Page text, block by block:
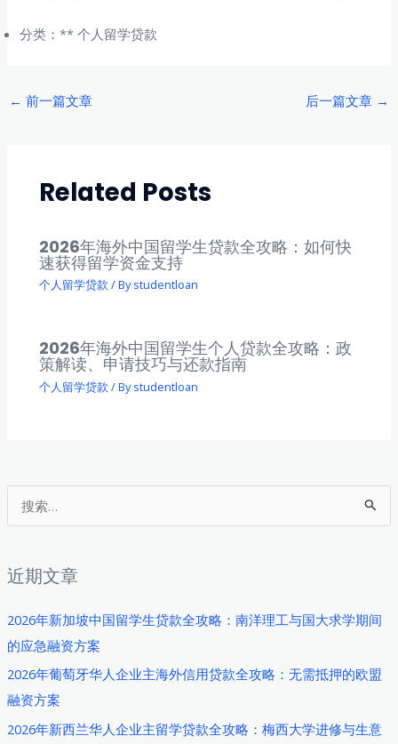
索
近期文章
2026年新加坡中国留学生贷款全攻略：南洋理工与国大求学期间
的应急融资方案
2026年葡萄牙华人企业主海外信用贷款全攻略：无需抵押的欧盟
融资方案
2026年新西兰华人企业主留学贷款全攻略：梅西大学进修与生意
分类：** 个人留学贷款
Post
← 前一篇文章 后一篇文章 →
Related Posts
2026年海外中国留学生贷款全攻略：如何快
速获得留学资金支持
个人留学贷款 / Bystudentloan
2026年海外中国留学生个人贷款全攻略：政
策解读、申请技巧与还款指南
个人留学贷款 / Bystudentloan